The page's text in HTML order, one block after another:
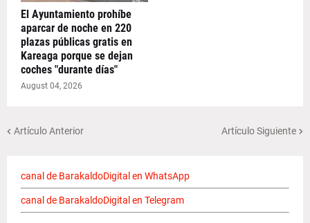
El Ayuntamiento prohíbe
aparcar de noche en 220
plazas públicas gratis en
Kareaga porque se dejan
coches "durante días"
August 04, 2026
Artículo Anterior Artículo Siguiente
canal de BarakaldoDigital en WhatsApp
canal de BarakaldoDigital en Telegram